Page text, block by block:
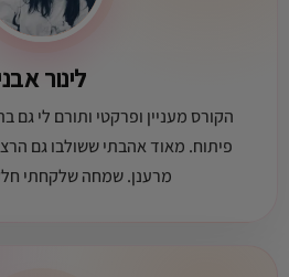
לינור
הקורס מעניין ופרקטי ותורם לי גם
פיתוח. מאוד אהבתי ששולבו גם
מרענן. שמחה שלקחתי